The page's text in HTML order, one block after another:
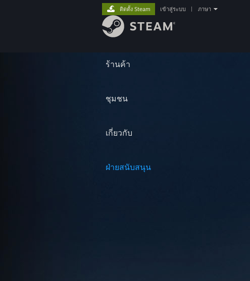
ร้านค้า
ชุมชน
เกี่ยวกับ
ฝ่ายสนับสนุน
ติดตั้ง Steam เข้าสู่ระบบ ภาษา